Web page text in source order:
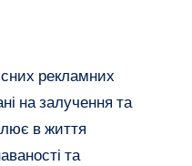
рекламних
на залучення та
в життя
та